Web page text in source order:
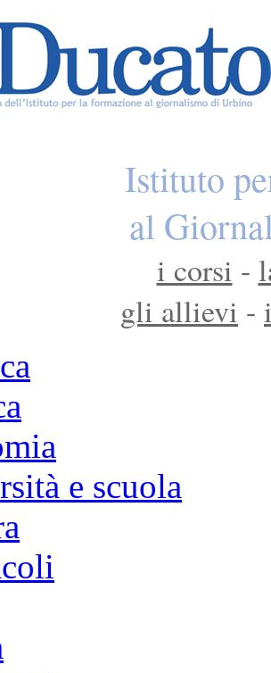
Istituto
al
i corsi -
gli allievi -
e scuola